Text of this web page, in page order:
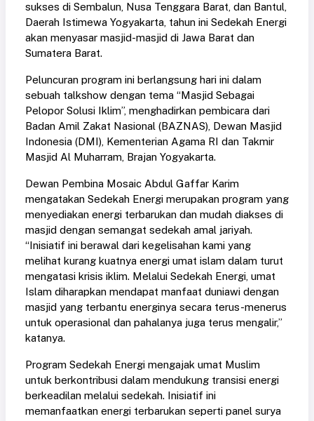
sukses di Sembalun, Nusa Tenggara Barat, dan Bantul,
Daerah Istimewa Yogyakarta, tahun ini Sedekah Energi
akan menyasar masjid-masjid di Jawa Barat dan
Sumatera Barat.
Peluncuran program ini berlangsung hari ini dalam
sebuah talkshow dengan tema “Masjid Sebagai
Pelopor Solusi Iklim”, menghadirkan pembicara dari
Badan Amil Zakat Nasional (BAZNAS), Dewan Masjid
Indonesia (DMI), Kementerian Agama RI dan Takmir
Masjid Al Muharram, Brajan Yogyakarta.
Dewan Pembina Mosaic Abdul Gaffar Karim
mengatakan Sedekah Energi merupakan program yang
menyediakan energi terbarukan dan mudah diakses di
masjid dengan semangat sedekah amal jariyah.
“Inisiatif ini berawal dari kegelisahan kami yang
melihat kurang kuatnya energi umat islam dalam turut
mengatasi krisis iklim. Melalui Sedekah Energi, umat
Islam diharapkan mendapat manfaat duniawi dengan
masjid yang terbantu energinya secara terus-menerus
untuk operasional dan pahalanya juga terus mengalir,”
katanya.
Program Sedekah Energi mengajak umat Muslim
untuk berkontribusi dalam mendukung transisi energi
berkeadilan melalui sedekah. Inisiatif ini
memanfaatkan energi terbarukan seperti panel surya